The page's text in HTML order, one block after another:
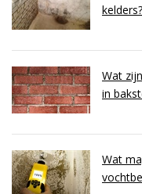
kelders?
Wat
in
Wat